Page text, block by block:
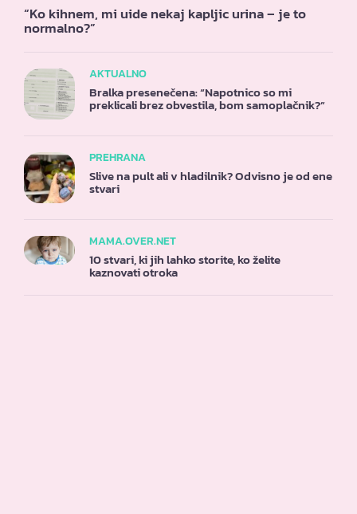
“Ko kihnem, mi uide nekaj kapljic urina – je to
normalno?”
AKTUALNO
Bralka presenečena: “Napotnico so mi
preklicali brez obvestila, bom samoplačnik?”
PREHRANA
Slive na pult ali v hladilnik? Odvisno je od ene
stvari
MAMA.OVER.NET
10 stvari, ki jih lahko storite, ko želite
kaznovati otroka